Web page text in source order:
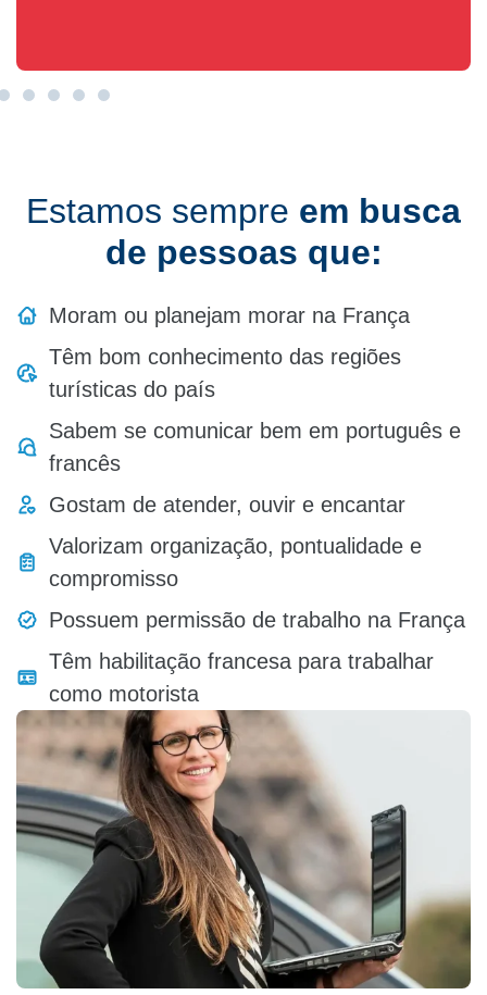
Estamos sempre em busca
de pessoas que:
Moram ou planejam morar na França
Têm bom conhecimento das regiões
turísticas do país
Sabem se comunicar bem em português e
francês
Gostam de atender, ouvir e encantar
Valorizam organização, pontualidade e
compromisso
Possuem permissão de trabalho na França
Têm habilitação francesa para trabalhar
como motorista